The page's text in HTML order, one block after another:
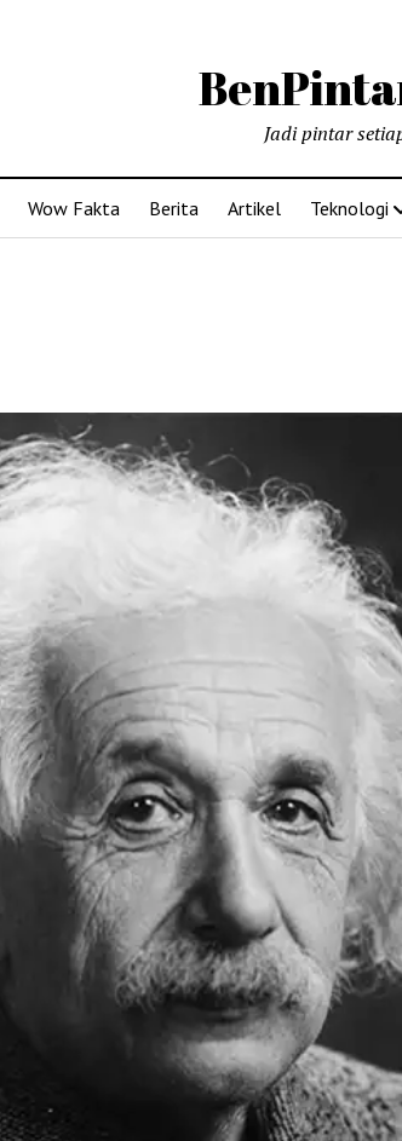
Jadi pintar
Wow Fakta Berita Artikel Teknologi